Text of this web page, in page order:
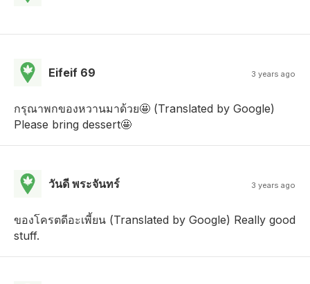
Eifeif 69 3 years ago
กรุณาพกของหวานมาด้วย🤩 (Translated by Google)
Please bring dessert🤩
วันดี พระจันทร์ 3 years ago
ของโครตดีอะเพี้ยน (Translated by Google) Really good
stuff.